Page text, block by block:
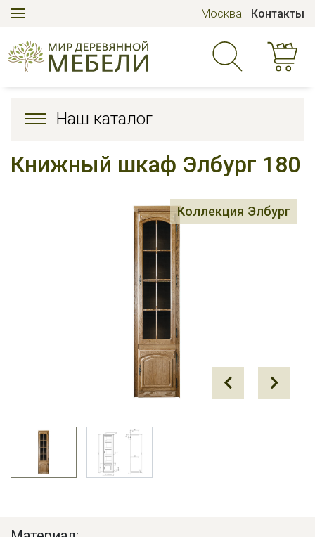
Москва Контакты
Наш каталог
Книжный шкаф Элбург 180
Коллекция Элбург